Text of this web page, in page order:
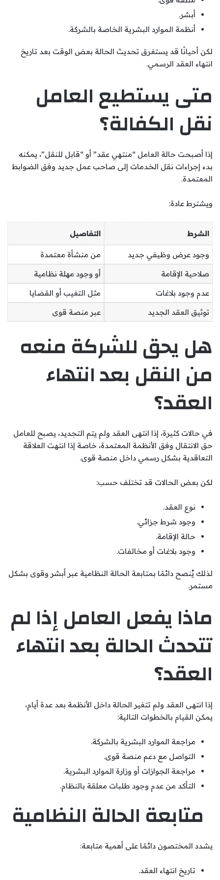
أبشر.
أنظمة الموارد البشرية الخاصة بالشركة.
لكن أحيانًا قد يستغرق تحديث الحالة بعض الوقت بعد تاريخ
انتهاء العقد الرسمي.
متى يستطيع العامل
نقل الكفالة؟
إذا أصبحت حالة العامل “منتهي عقد” أو “قابل للنقل”، يمكنه
بدء إجراءات نقل الخدمات إلى صاحب عمل جديد وفق الضوابط
المعتمدة.
ويشترط عادة:
الشرط التفاصيل
وجود عرض وظيفي جديد من منشأة معتمدة
صلاحية الإقامة أو وجود مهلة نظامية
عدم وجود بلاغات مثل التغيب أو القضايا
توثيق العقد الجديد عبر منصة قوى
هل يحق للشركة منعه
من النقل بعد انتهاء
العقد؟
في حالات كثيرة، إذا انتهى العقد ولم يتم التجديد، يصبح للعامل
حق الانتقال وفق الأنظمة المعتمدة، خاصة إذا انتهت العلاقة
التعاقدية بشكل رسمي داخل منصة قوى.
لكن بعض الحالات قد تختلف حسب:
نوع العقد.
وجود شرط جزائي.
حالة الإقامة.
وجود بلاغات أو مخالفات.
لذلك يُنصح دائمًا بمتابعة الحالة النظامية عبر أبشر وقوى بشكل
مستمر.
ماذا يفعل العامل إذا لم
تتحدث الحالة بعد انتهاء
العقد؟
إذا انتهى العقد ولم تتغير الحالة داخل الأنظمة بعد عدة أيام،
يمكن القيام بالخطوات التالية:
مراجعة الموارد البشرية بالشركة.
التواصل مع دعم منصة قوى.
مراجعة الجوازات أو وزارة الموارد البشرية.
التأكد من عدم وجود طلبات معلقة بالنظام.
متابعة الحالة النظامية
يشدد المختصون دائمًا على أهمية متابعة:
تاريخ انتهاء العقد.